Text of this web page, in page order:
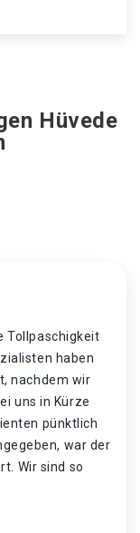
Hüvede
Tollpaschigkeit
haben
nachdem wir
uns in Kürze
pünktlich
war der
Wir sind so